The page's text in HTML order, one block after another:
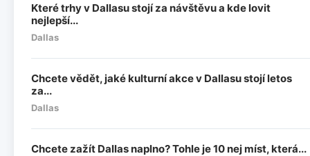
Které trhy v Dallasu stojí za návštěvu a kde lovit
nejlepší...
Dallas
Chcete vědět, jaké kulturní akce v Dallasu stojí letos
za...
Dallas
Chcete zažít Dallas naplno? Tohle je 10 nej míst, která...